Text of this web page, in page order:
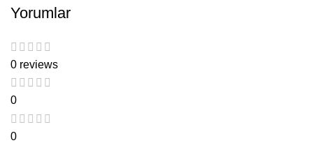
Yorumlar
0 reviews
0
0